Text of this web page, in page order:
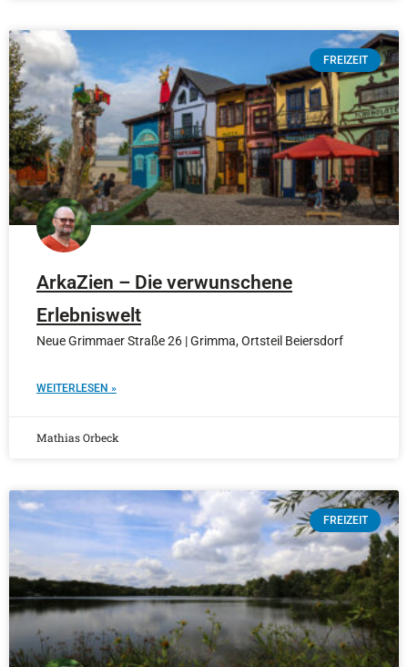
FREIZEIT
ArkaZien – Die verwunschene
Erlebniswelt
Neue Grimmaer Straße 26 | Grimma, Ortsteil Beiersdorf
WEITERLESEN »
Mathias Orbeck
FREIZEIT